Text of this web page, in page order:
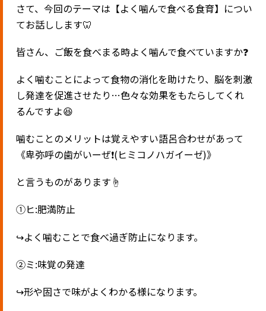
さて、今回のテーマは【よく噛んで食べる食育】につい
てお話しします🦷
皆さん、ご飯を食べまる時よく噛んで食べていますか❓
よく噛むことによって食物の消化を助けたり、脳を刺激
し発達を促進させたり …色々な効果をもたらしてくれ
るんですよ😆
噛むことのメリットは覚えやすい語呂合わせがあって
《卑弥呼の歯がいーぜ❗️(ヒミコノハガイーゼ)》
と言うものがあります ☝️
①ヒ:肥満防止
↪︎よく噛むことで食べ過ぎ防止になります。
②ミ:味覚の発達
↪︎形や固さで味がよくわかる様になります。